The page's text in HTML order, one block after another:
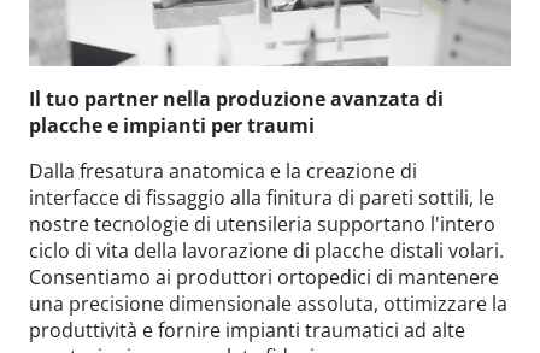
Il tuo partner nella produzione avanzata di
placche e impianti per traumi
Dalla fresatura anatomica e la creazione di
interfacce di fissaggio alla finitura di pareti sottili, le
nostre tecnologie di utensileria supportano l'intero
ciclo di vita della lavorazione di placche distali volari.
Consentiamo ai produttori ortopedici di mantenere
una precisione dimensionale assoluta, ottimizzare la
produttività e fornire impianti traumatici ad alte